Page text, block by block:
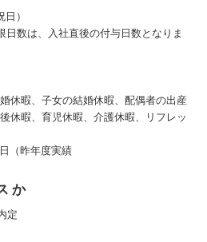
）
日数は、入社直後の付与日数となりま
休暇、子女の結婚休暇、配偶者の出産
休暇、育児休暇、介護休暇、リフレッ
（昨年度実績
か
定